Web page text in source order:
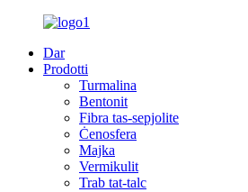
Dar
Prodotti
Turmalina
Bentonit
Fibra tas-sepjolite
Ċenosfera
Majka
Vermikulit
Trab tat-talc